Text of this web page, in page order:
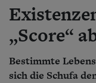
„Score“
Bestimmte
sich die Schufa